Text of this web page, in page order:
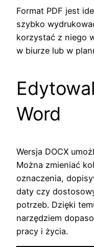
Format PDF jest
szybko
korzystać z niego
w biurze lub w
Word
Wersja DOCX
Można zmieniać
oznaczenia,
daty czy
potrzeb. Dzięki
narzędziem
pracy i życia.